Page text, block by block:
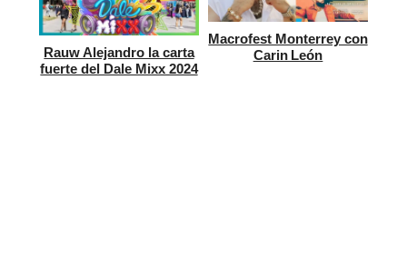
Rauw Alejandro la carta
fuerte del Dale Mixx 2024
Macrofest Monterrey con
Carin León